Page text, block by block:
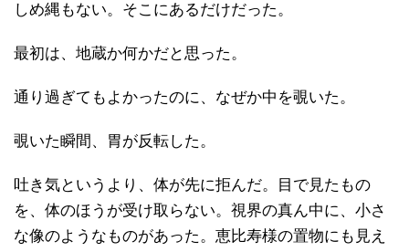
しめ縄もない。そこにあるだけだった。
最初は、地蔵か何かだと思った。
通り過ぎてもよかったのに、なぜか中を覗いた。
覗いた瞬間、胃が反転した。
吐き気というより、体が先に拒んだ。目で見たもの
を、体のほうが受け取らない。視界の真ん中に、小さ
な像のようなものがあった。恵比寿様の置物にも見え